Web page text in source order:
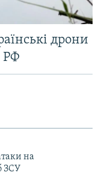
дрони
РФ
на
ЗСУ